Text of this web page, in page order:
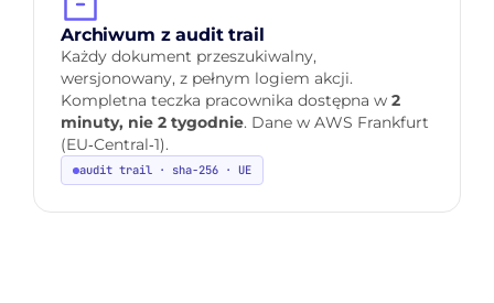
Archiwum z audit trail
Każdy dokument przeszukiwalny,
wersjonowany, z pełnym logiem akcji.
Kompletna teczka pracownika dostępna w 2
minuty, nie 2 tygodnie. Dane w AWS Frankfurt
(EU‑Central‑1).
audit trail · sha-256 · UE